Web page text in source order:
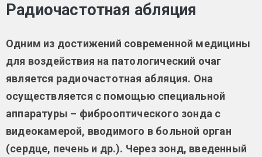
Радиочастотная абляция
Одним из достижений современной медицины
для воздействия на патологический очаг
является радиочастотная абляция. Она
осуществляется с помощью специальной
аппаратуры – фиброоптического зонда с
видеокамерой, вводимого в больной орган
(сердце, печень и др.). Через зонд, введенный